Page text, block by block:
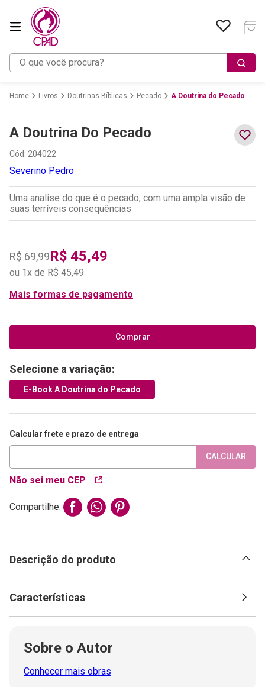
O que você procura?
Livros Doutrinas Bíblicas Pecado A Doutrina do Pecado
A Doutrina Do Pecado
Cód: 204022
Severino Pedro
Uma analise do que é o pecado, com uma ampla visão de
suas terríveis consequências
R$69,99R$ 45,49
ou 1 x de R$ 45,49
Mais formas de pagamento
Comprar
Selecione a variação:
E-Book A Doutrina do Pecado
Calcular frete e prazo de entrega
Não sei meu CEP
CALCULAR
Compartilhe:
Descrição do produto
Características
Sobre o Autor
Conhecer mais obras